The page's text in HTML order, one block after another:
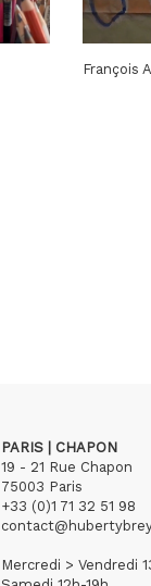
François
PARIS | CHAPON
19 - 21 Rue Chapon
75003 Paris
+33 (0)1 71 32 51 98
Mercredi > Vendredi